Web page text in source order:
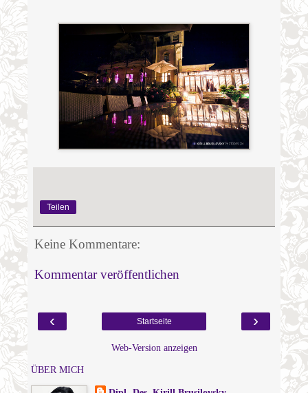
Teilen
Keine Kommentare:
Kommentar veröffentlichen
‹ ›
Startseite
Web-Version anzeigen
ÜBER MICH